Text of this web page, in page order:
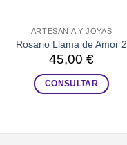
ARTESANÍA Y JOYAS
Rosario Llama de Amor 2
45,00 €
CONSULTAR